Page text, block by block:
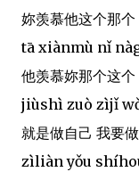
妳羡慕他这个那个
tā xiànmù nǐ
他羡慕妳那个这个
jiùshì zuò zìjǐ
就是做自己 我要
zìliàn yǒu